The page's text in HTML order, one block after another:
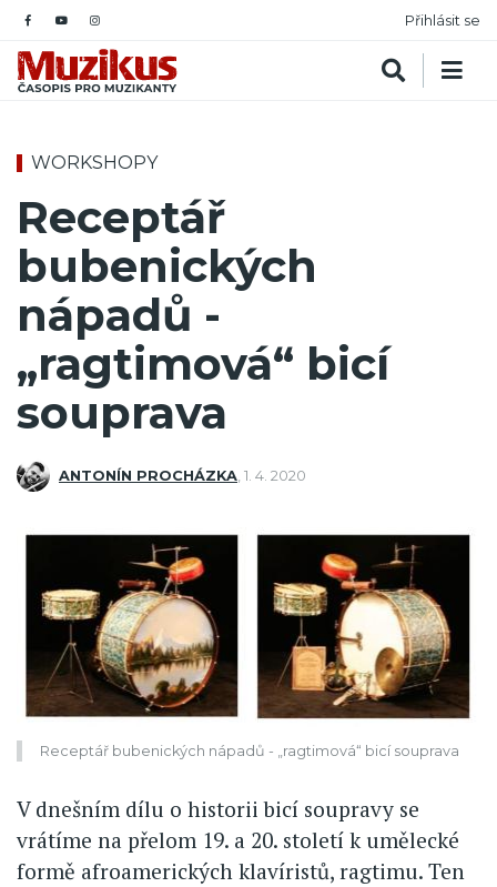
Přihlásit se
WORKSHOPY
Receptář
bubenických
nápadů -
„ragtimová“ bicí
souprava
ANTONÍN PROCHÁZKA 1. 4. 2020
Receptář bubenických nápadů - „ragtimová“ bicí souprava
V dnešním dílu o historii bicí soupravy se
vrátíme na přelom 19. a 20. století k umělecké
formě afroamerických klavíristů, ragtimu. Ten